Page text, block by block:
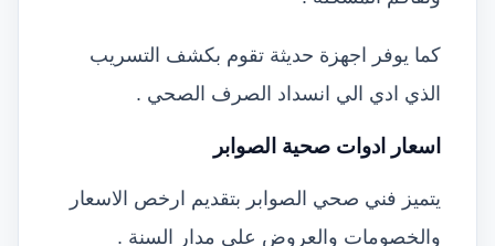
كما يوفر اجهزة حديثة تقوم بكشف التسريب
الذي ادي الي انسداد الصرف الصحي .
اسعار ادوات صحية الصوابر
يتميز فني صحي الصوابر بتقديم ارخص الاسعار
والخصومات والعروض علي مدار السنة .